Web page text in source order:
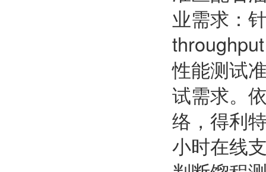
业需求：
性能测试
试需求。
络，得利
小时在线